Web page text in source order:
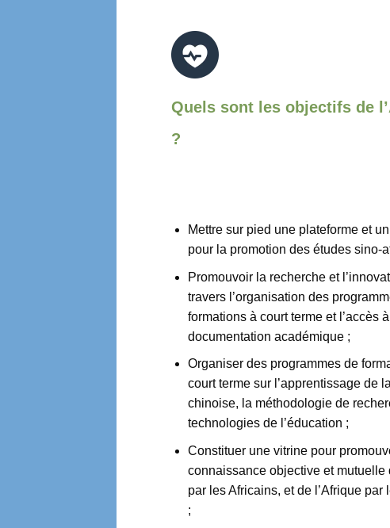
Quels sont les objectifs de
?
Mettre sur pied une plateforme et
pour la promotion des études sino-
Promouvoir la recherche et
travers l’organisation des
formations à court terme et l’accès
documentation académique ;
Organiser des programmes de
court terme sur l’apprentissage de
chinoise, la méthodologie de
technologies de l’éducation ;
Constituer une vitrine pour
connaissance objective et mutuelle
par les Africains, et de l’Afrique par
;